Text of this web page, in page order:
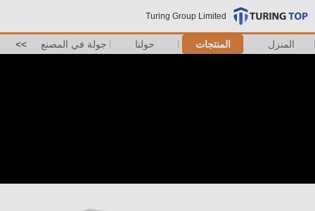
Turing Group Limited
المنزل المنتجات حولنا جولة في المصنع >>